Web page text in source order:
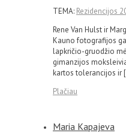
TEMA: Rezidencijos
Rene Van Hulst ir
Kauno fotografijos
lapkričio-gruodžio
gimanzijos
kartos tolerancijos ir
Plačiau
Maria Kapajeva